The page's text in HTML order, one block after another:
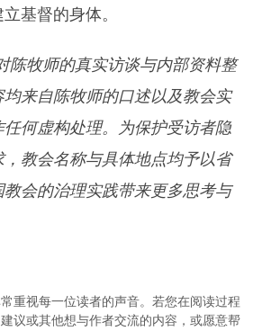
基督的身体。
陈牧师的真实访谈与内部资料整
来自陈牧师的口述以及教会实
何虚构处理。为保护受访者隐
教会名称与具体地点均予以省
会的治理实践带来更多思考与
重视每一位读者的声音。若您在阅读过程
议或其他想与作者交流的内容，或愿意帮